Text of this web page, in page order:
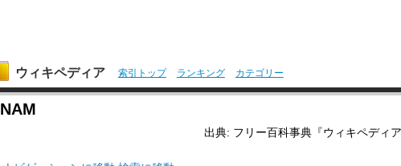
ウィキペディア 索引トップ ランキング カテゴリー
NAM
出典: フリー百科事典『ウィキペディ